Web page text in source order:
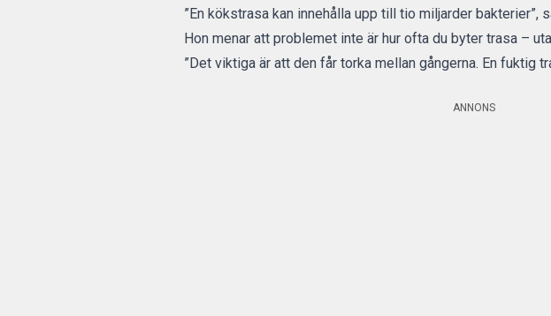
”En kökstrasa kan innehålla upp till tio miljarder
Hon menar att problemet inte är hur ofta du byter trasa –
”Det viktiga är att den får torka mellan gångerna. En fuktig
ANNONS